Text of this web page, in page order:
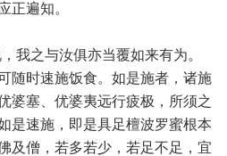
正遍知。
我之与汝俱亦当覆如来有为。
随时速施饭食。如是施者，诸施
婆塞、优婆夷远行疲极，所须之
是速施，即是具足檀波罗蜜根本
及僧，若多若少，若足不足，宜